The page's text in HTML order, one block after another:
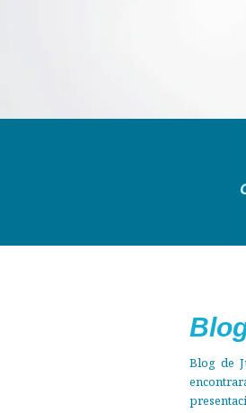
Blog de